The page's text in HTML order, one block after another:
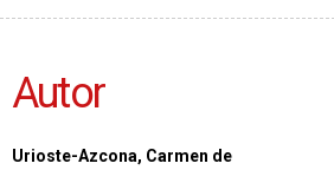
Autor
Urioste-Azcona, Carmen de